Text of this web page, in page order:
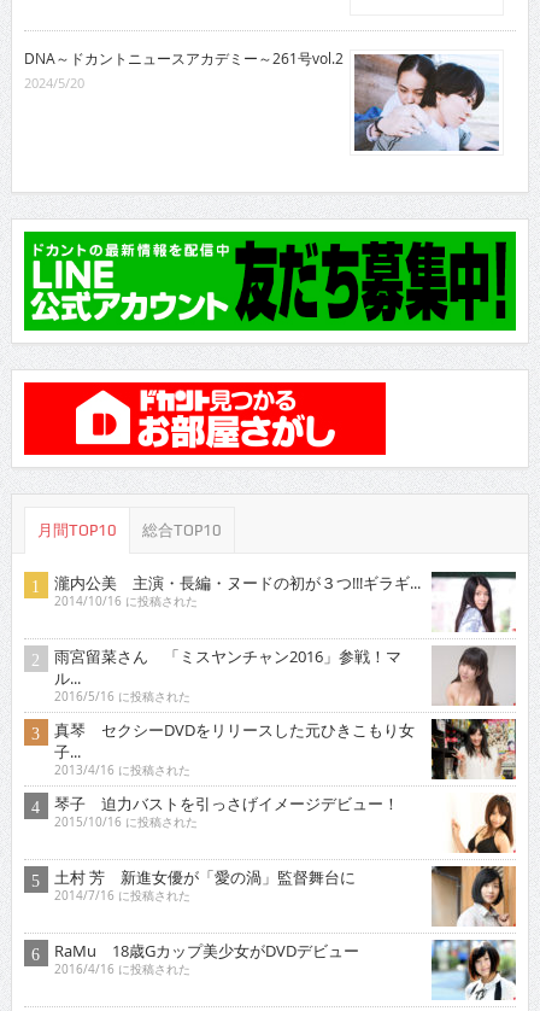
DNA～ドカントニュースアカデミー～261号vol.2
2024/5/20
月間TOP10 総合TOP10
瀧内公美 主演・長編・ヌードの初が３つ!!!ギラギ...
2014/10/16 に投稿された
雨宮留菜さん 「ミスヤンチャン2016」参戦！マ
ル...
2016/5/16 に投稿された
真琴 セクシーDVDをリリースした元ひきこもり女
子...
2013/4/16 に投稿された
琴子 迫力バストを引っさげイメージデビュー！
2015/10/16 に投稿された
土村 芳 新進女優が「愛の渦」監督舞台に
2014/7/16 に投稿された
RaMu 18歳Gカップ美少女がDVDデビュー
2016/4/16 に投稿された